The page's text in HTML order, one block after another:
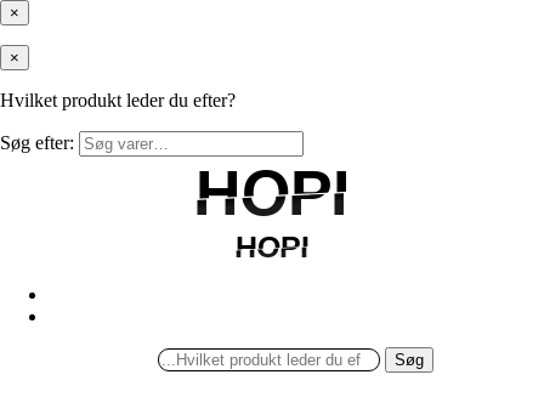
×
×
Hvilket produkt leder du efter?
Søg efter:
HOPI
HOPI
HOPI
HOPI
Søg